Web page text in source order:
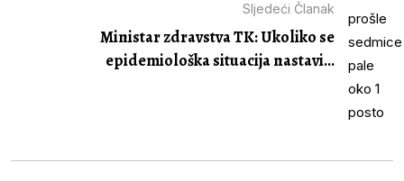
Sljedeći Članak
Ministar zdravstva TK: Ukoliko se
epidemiološka situacija nastavi...